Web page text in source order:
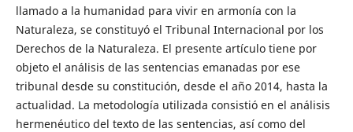
llamado a la humanidad para vivir en armonía con la
Naturaleza, se constituyó el Tribunal Internacional por los
Derechos de la Naturaleza. El presente artículo tiene por
objeto el análisis de las sentencias emanadas por ese
tribunal desde su constitución, desde el año 2014, hasta la
actualidad. La metodología utilizada consistió en el análisis
hermenéutico del texto de las sentencias, así como del